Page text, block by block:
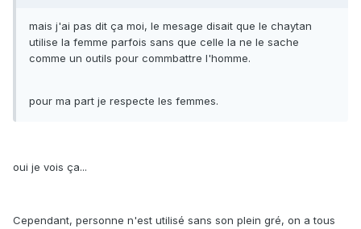
mais j'ai pas dit ça moi, le mesage disait que le chaytan
utilise la femme parfois sans que celle la ne le sache
comme un outils pour commbattre l'homme.
pour ma part je respecte les femmes.
oui je vois ça...
Cependant, personne n'est utilisé sans son plein gré, on a tous